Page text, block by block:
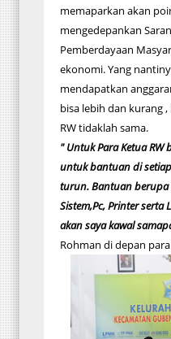
memaparkan akan
mengedepankan
Pemberdayaan
ekonomi. Yang
mendapatkan
bisa lebih dan kurang
RW tidaklah sama.
" Untuk Para Ketua RW
untuk bantuan di
turun. Bantuan berupa
Sistem,Pc, Printer serta
akan saya kawal
Rohman di depan